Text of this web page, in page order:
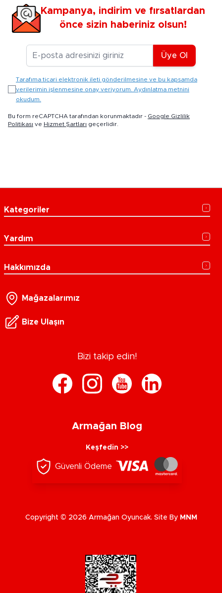
Kampanya, indirim ve fırsatlardan
önce sizin haberiniz olsun!
E-posta Adresiniz
Üye Ol
Tarafıma ticari elektronik ileti gönderilmesine ve bu kapsamda
verilerimin işlenmesine onay veriyorum. Aydınlatma metnini
okudum.
Bu form reCAPTCHA tarafından korunmaktadır - Google Gizlilik
Politikası ve Hizmet Şartları geçerlidir.
Kategoriler
Yardım
Hakkımızda
Mağazalarımız
Bize Ulaşın
Bizi takip edin!
Armağan Blog
Keşfedin >>
Güvenli Ödeme
Copyright © 2026 Armağan Oyuncak. Site By MNM